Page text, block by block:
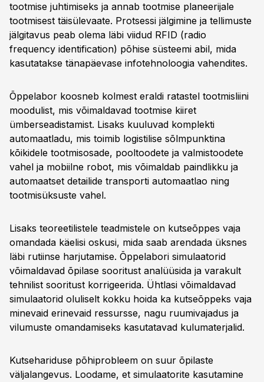
tootmise juhtimiseks ja annab tootmise planeerijale
tootmisest täisülevaate. Protsessi jälgimine ja tellimuste
jälgitavus peab olema läbi viidud RFID (radio
frequency identification) põhise süsteemi abil, mida
kasutatakse tänapäevase infotehnoloogia vahendites.
Õppelabor koosneb kolmest eraldi ratastel tootmisliini
moodulist, mis võimaldavad tootmise kiiret
ümberseadistamist. Lisaks kuuluvad komplekti
automaatladu, mis toimib logistilise sõlmpunktina
kõikidele tootmisosade, pooltoodete ja valmistoodete
vahel ja mobiilne robot, mis võimaldab paindlikku ja
automaatset detailide transporti automaatlao ning
tootmisüksuste vahel.
Lisaks teoreetilistele teadmistele on kutseõppes vaja
omandada käelisi oskusi, mida saab arendada üksnes
läbi rutiinse harjutamise. Õppelabori simulaatorid
võimaldavad õpilase sooritust analüüsida ja varakult
tehnilist sooritust korrigeerida. Ühtlasi võimaldavad
simulaatorid oluliselt kokku hoida ka kutseõppeks vaja
minevaid erinevaid ressursse, nagu ruumivajadus ja
vilumuste omandamiseks kasutatavad kulumaterjalid.
Kutsehariduse põhiprobleem on suur õpilaste
väljalangevus. Loodame, et simulaatorite kasutamine